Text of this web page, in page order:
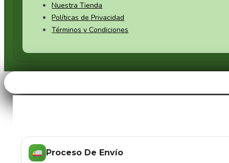
Vajilla de Porcelana Vitrea
Vajillas para Postres
Nuestra Tienda
Políticas de Privacidad
Términos y Condiciones
Proceso De Envío